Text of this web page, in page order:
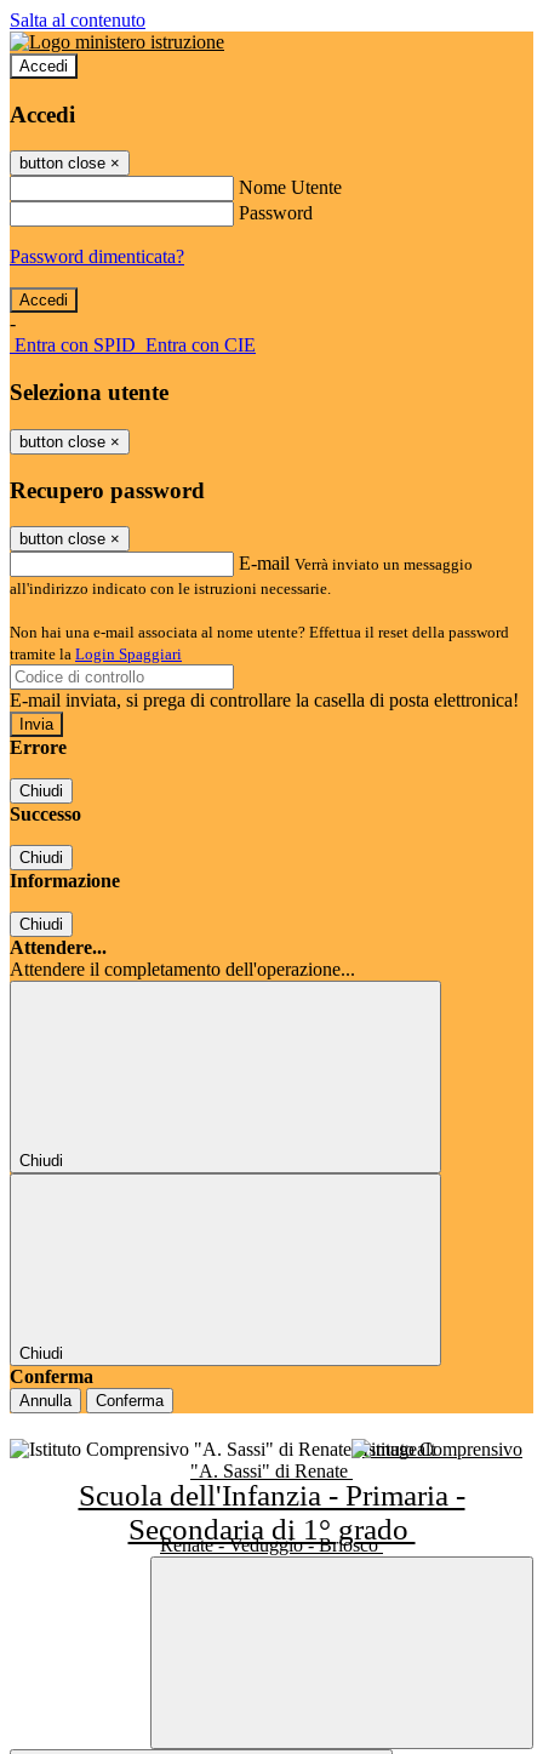
Salta al contenuto
Accedi
Accedi
button close ×
Nome Utente
Password
Password dimenticata?
-
Entra con SPID Entra con CIE
Seleziona utente
button close ×
Recupero password
button close ×
E-mail Verrà inviato un messaggio
all'indirizzo indicato con le istruzioni necessarie.
Non hai una e-mail associata al nome utente? Effettua il reset della password
tramite la Login Spaggiari
E-mail inviata, si prega di controllare la casella di posta elettronica!
Errore
Chiudi
Successo
Chiudi
Informazione
Chiudi
Attendere...
Attendere il completamento dell'operazione...
Chiudi
Chiudi
Conferma
Annulla Conferma
Istituto Comprensivo
"A. Sassi" di Renate
Scuola dell'Infanzia - Primaria -
Secondaria di 1° grado
Renate - Veduggio - Briosco